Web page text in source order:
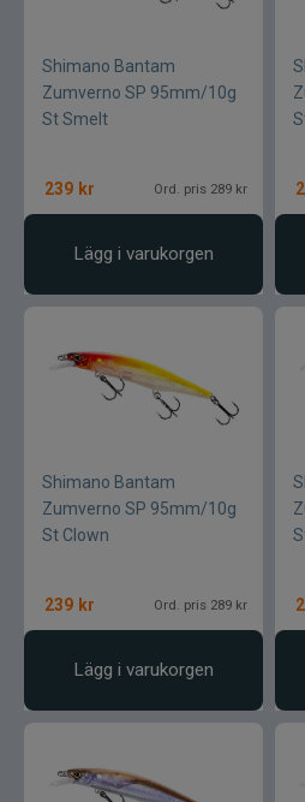
Shimano Bantam
Zumverno SP 95mm/10g
St Smelt
239 kr Ord. pris 289 kr
Lägg i varukorgen
Shimano Bantam
Zumverno SP 95mm/10g
St Clown
239 kr Ord. pris 289 kr
Lägg i varukorgen